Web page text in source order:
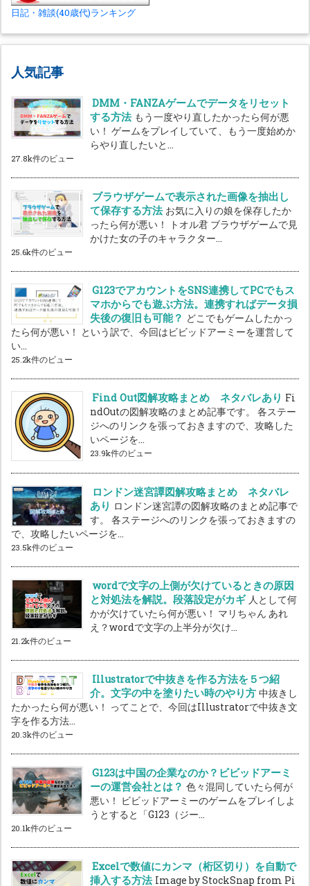
日記・雑談(40歳代)ランキング
人気記事
DMM・FANZAゲームでデータをリセット
する方法 もう一度やり直したかったら何が悪
い！ ゲームをプレイしていて、もう一度始めか
らやり直したいと...
27.8k件のビュー
ブラウザゲームで表示された画像を抽出し
て保存する方法 お気に入りの娘を保存したか
ったら何が悪い！ トオル君 ブラウザゲームで見
かけた女の子のキャラクター...
25.6k件のビュー
G123でアカウントをSNS連携してPCでもス
マホからでも遊ぶ方法。連携すればデータ損
失後の復旧も可能？ どこでもゲームしたかっ
たら何が悪い！ という訳で、今回はビビッドアーミーを運営して
い...
25.2k件のビュー
Find Out図解攻略まとめ ネタバレあり Fi
ndOutの図解攻略のまとめ記事です。 各ステー
ジへのリンクを張っておきますので、攻略した
いページを...
23.9k件のビュー
ロンドン迷宮譚図解攻略まとめ ネタバレ
あり ロンドン迷宮譚の図解攻略のまとめ記事で
す。 各ステージへのリンクを張っておきますの
で、攻略したいページを...
23.5k件のビュー
wordで文字の上側が欠けているときの原因
と対処法を解説。段落設定がカギ 人として何
かが欠けていたら何が悪い！ マリちゃん あれ
え？wordで文字の上半分が欠け...
21.2k件のビュー
Illustratorで中抜きを作る方法を５つ紹
介。文字の中を塗りたい時のやり方 中抜きし
たかったら何が悪い！ ってことで、今回はIllustratorで中抜き文
字を作る方法...
20.3k件のビュー
G123は中国の企業なのか？ビビッドアーミ
ーの運営会社とは？ 色々混同していたら何が
悪い！ ビビッドアーミーのゲームをプレイしよ
うとすると「G123（ジー...
20.1k件のビュー
Excelで数値にカンマ（桁区切り）を自動で
挿入する方法 Image by StockSnap from Pi